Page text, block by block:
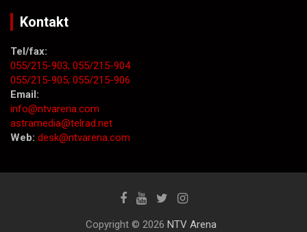
Kontakt
Tel/fax:
055/215-903; 055/215-904
055/215-905; 055/215-906
Email:
info@ntvarena.com
astramedia@telrad.net
Web: desk@ntvarena.com
Copyright © 2026 NTV Arena